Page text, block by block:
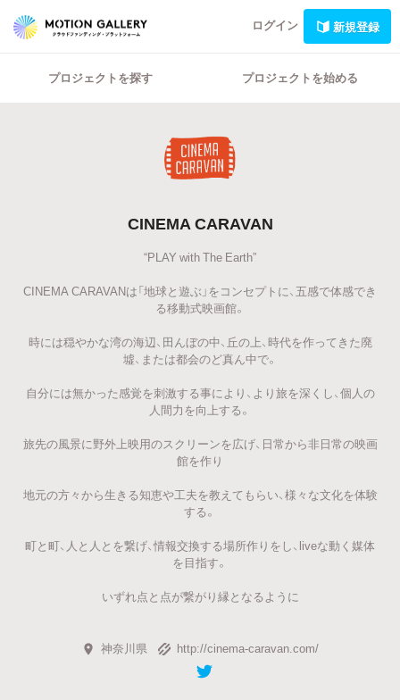
ログイン 新規登録
プロジェクトを探す プロジェクトを始める
CINEMA CARAVAN
“PLAY with The Earth”
CINEMA CARAVANは「地球と遊ぶ」をコンセプトに、五感で体感でき
る移動式映画館。
時には穏やかな湾の海辺、田んぼの中、丘の上、時代を作ってきた廃
墟、または都会のど真ん中で。
自分には無かった感覚を刺激する事により、より旅を深くし、個人の
人間力を向上する。
旅先の風景に野外上映用のスクリーンを広げ、日常から非日常の映画
館を作り
地元の方々から生きる知恵や工夫を教えてもらい、様々な文化を体験
する。
町と町、人と人とを繋げ、情報交換する場所作りをし、liveな動く媒体
を目指す。
いずれ点と点が繋がり縁となるように
神奈川県 http://cinema-caravan.com/